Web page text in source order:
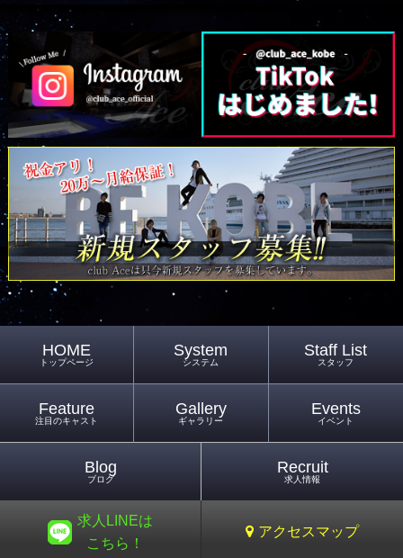
HOME
トップページ
System
システム
Staff List
スタッフ
Feature
注目のキャスト
Gallery
ギャラリー
Events
イベント
Blog
ブログ
Recruit
求人情報
求人LINEは
こちら！
アクセスマップ